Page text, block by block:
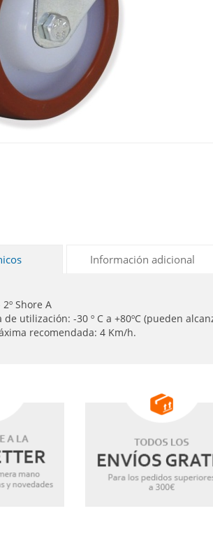
Información adicional
Shore A
utilización: -30 º C a +80ºC (pueden
recomendada: 4 Km/h.